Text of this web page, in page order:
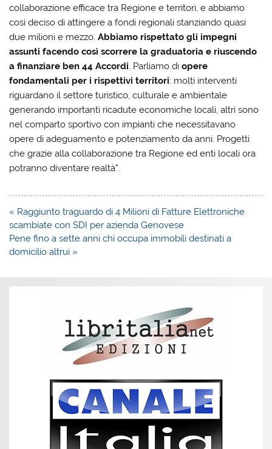
collaborazione efficace tra Regione e territori, e abbiamo
così deciso di attingere a fondi regionali stanziando quasi
due milioni e mezzo.Abbiamo rispettato gli impegni
assunti facendo così scorrere la graduatoria e riuscendo
a finanziare ben 44 Accordi. Parliamo diopere
fondamentali per i rispettivi territori: molti interventi
riguardano il settore turistico, culturale e ambientale
generando importanti ricadute economiche locali, altri sono
nel comparto sportivo con impianti che necessitavano
opere di adeguamento e potenziamento da anni. Progetti
che grazie alla collaborazione tra Regione ed enti locali ora
potranno diventare realtà”.
Navigazione
articoli
« Raggiunto traguardo di 4 Milioni di Fatture Elettroniche
scambiate con SDI per azienda Genovese
Pene fino a sette anni chi occupa immobili destinati a
domicilio altrui »